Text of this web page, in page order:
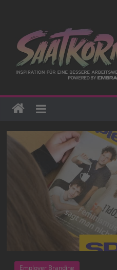
Employer Branding